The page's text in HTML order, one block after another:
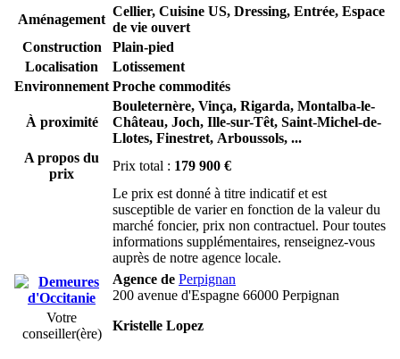
Aménagement
Cellier, Cuisine US, Dressing, Entrée, Espace
de vie ouvert
Construction
Plain-pied
Localisation
Lotissement
Environnement Proche commodités
À proximité
Bouleternère, Vinça, Rigarda, Montalba-le-
Château, Joch, Ille-sur-Têt, Saint-Michel-de-
Llotes, Finestret, Arboussols, ...
A propos du
prix
Prix total : 179 900 €
Le prix est donné à titre indicatif et est
susceptible de varier en fonction de la valeur du
marché foncier, prix non contractuel. Pour toutes
informations supplémentaires, renseignez-vous
auprès de notre agence locale.
Agence de Perpignan
200 avenue d'Espagne 66000 Perpignan
Votre
conseiller(ère)
Kristelle Lopez